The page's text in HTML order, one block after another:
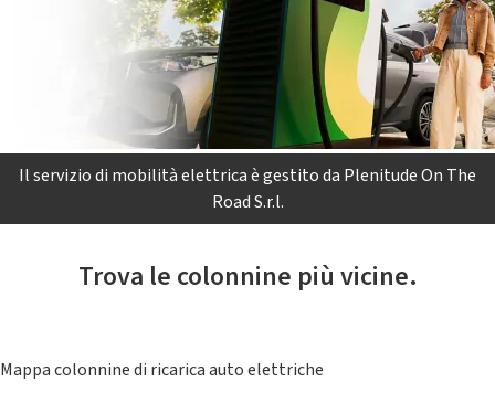
Il servizio di mobilità elettrica è gestito da Plenitude On The
Road S.r.l.
Trova le colonnine più vicine.
Mappa colonnine di ricarica auto elettriche